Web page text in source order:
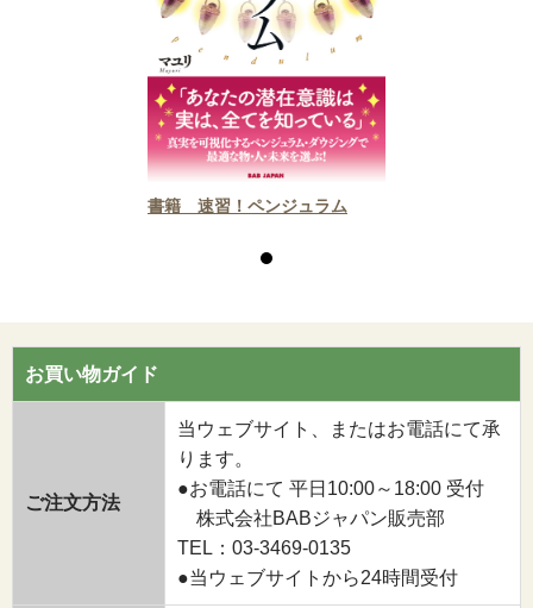
書籍 速習！ペンジュラム
お買い物ガイド
ご注文方法
当ウェブサイト、またはお電話にて承
ります。
●お電話にて 平日10:00～18:00 受付
株式会社BABジャパン販売部
TEL：03-3469-0135
●当ウェブサイトから24時間受付